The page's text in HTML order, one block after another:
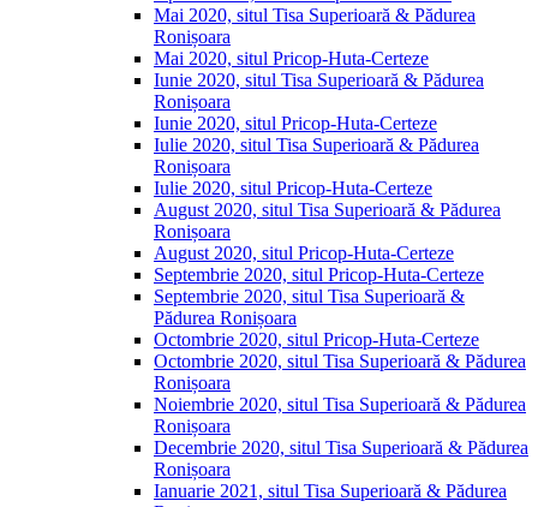
Mai 2020, situl Tisa Superioară & Pădurea
Ronișoara
Mai 2020, situl Pricop-Huta-Certeze
Iunie 2020, situl Tisa Superioară & Pădurea
Ronișoara
Iunie 2020, situl Pricop-Huta-Certeze
Iulie 2020, situl Tisa Superioară & Pădurea
Ronișoara
Iulie 2020, situl Pricop-Huta-Certeze
August 2020, situl Tisa Superioară & Pădurea
Ronișoara
August 2020, situl Pricop-Huta-Certeze
Septembrie 2020, situl Pricop-Huta-Certeze
Septembrie 2020, situl Tisa Superioară &
Pădurea Ronișoara
Octombrie 2020, situl Pricop-Huta-Certeze
Octombrie 2020, situl Tisa Superioară & Pădurea
Ronișoara
Noiembrie 2020, situl Tisa Superioară & Pădurea
Ronișoara
Decembrie 2020, situl Tisa Superioară & Pădurea
Ronișoara
Ianuarie 2021, situl Tisa Superioară & Pădurea